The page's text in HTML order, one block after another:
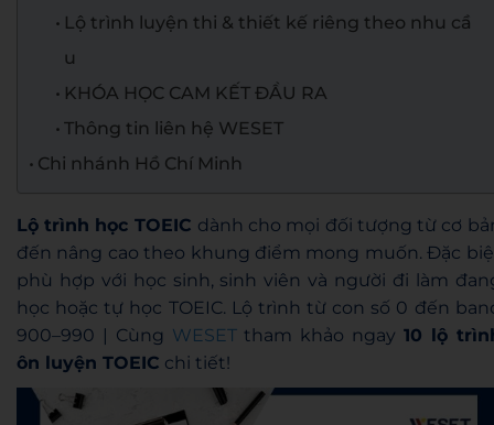
Lộ trình luyện thi & thiết kế riêng theo nhu cầ
u
KHÓA HỌC CAM KẾT ĐẦU RA
Thông tin liên hệ WESET
Chi nhánh Hồ Chí Minh
Lộ trình học TOEIC dành cho mọi đối tượng từ cơ
đến nâng cao theo khung điểm mong muốn. Đặc
phù hợp với học sinh, sinh viên và người đi làm
học hoặc tự học TOEIC. Lộ trình từ con số 0 đến
900–990 | Cùng WESETtham khảo ngay 10 lộ
ôn luyện TOEIC chi tiết!